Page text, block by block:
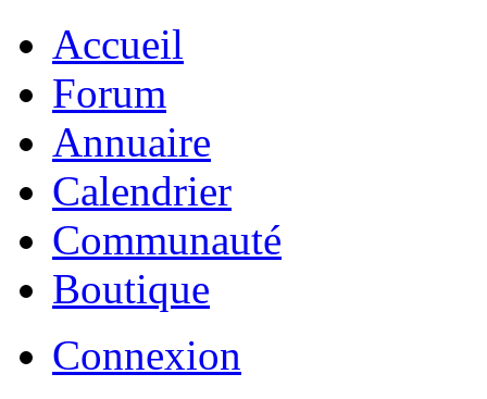
Accueil
Forum
Annuaire
Calendrier
Communauté
Boutique
Connexion